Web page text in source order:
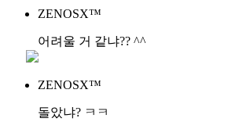
ZENOSX™
어려울 거 같냐?? ^^
ZENOSX™
돌았냐? ㅋㅋ